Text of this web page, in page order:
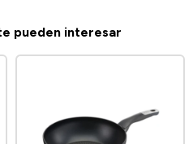
pueden interesar